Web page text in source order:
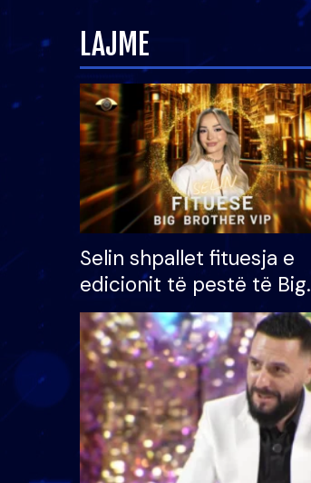
LAJME
Selin shpallet fituesja e
edicionit të pestë të Big
Brother VIP, rrëmben
çmimin e madh prej 100
mijë eurosh